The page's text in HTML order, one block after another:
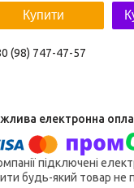
Купити
(98) 747-47-57
підключені
будь-який товар не